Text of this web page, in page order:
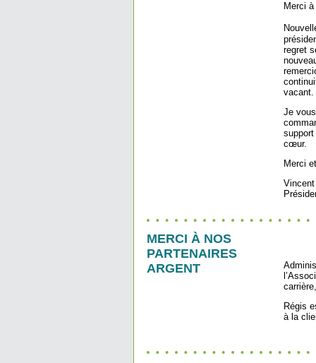
Merci
regret
vacant.
Je
cœur.
Merci
MERCI À NOS
PARTENAIRES
ARGENT
Régis
à la